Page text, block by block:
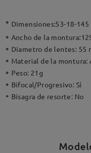
Dimensiones:53-18-145
Ancho de la montura:
Diametro de lentes: 55
Material de la montura:
Peso: 21g
Bifocal/Progresivo: Sí
Bisagra de resorte: No